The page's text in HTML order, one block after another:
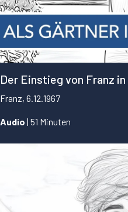
Der Einstieg von Franz
Franz, 6.12.1967
Audio | 51 Minuten
...